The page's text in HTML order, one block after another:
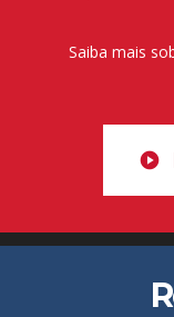
Saiba mais
play_circle